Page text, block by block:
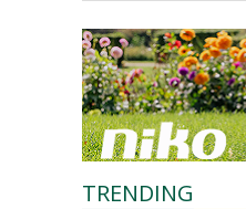
TRENDING